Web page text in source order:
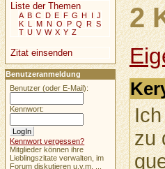
2
zu
Liste der Themen
A B C D E F G H I J
K L M N O P Q R S
T U V W X Y Z
Zitat einsenden
Benutzeranmeldung
Benutzer (oder E-Mail):
Kennwort:
Kennwort vergessen?
Mitglieder können ihre
Lieblingszitate verwalten, im
Forum diskutieren u.v.m. ...